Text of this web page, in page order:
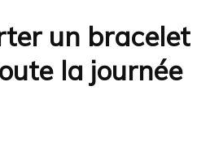
un bracelet
la journée